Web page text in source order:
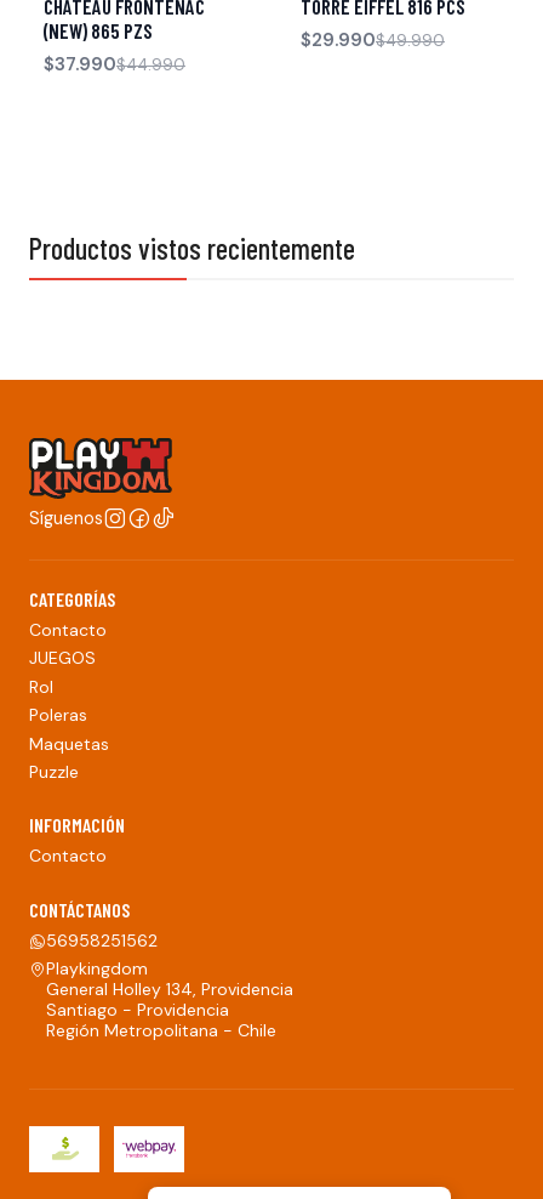
CHÂTEAU FRONTENAC
(NEW) 865 PZS
$37.990$44.990
TORRE EIFFEL 816 PCS
$29.990$49.990
Productos vistos recientemente
Síguenos
CATEGORÍAS
Contacto
JUEGOS
Rol
Poleras
Maquetas
Puzzle
INFORMACIÓN
Contacto
CONTÁCTANOS
56958251562
Playkingdom
General Holley 134, Providencia
Santiago - Providencia
Región Metropolitana - Chile